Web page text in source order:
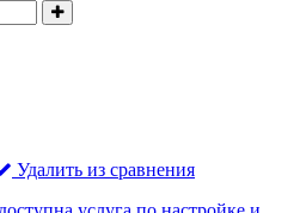
Удалить из сравнения